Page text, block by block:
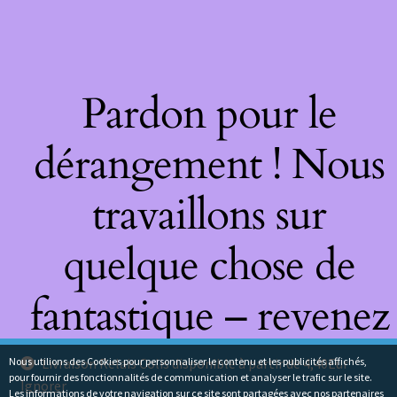
Livraison Relais Colis disponible à partir de 4,40Eur
Ignorer
Pardon pour le
dérangement ! Nous
travaillons sur
quelque chose de
fantastique – revenez
bientôt !
Nous utilions des Cookies pour personnaliser le contenu et les publicités affichés,
pour fournir des fonctionnalités de communication et analyser le trafic sur le site.
Les informations de votre navigation sur ce site sont partagées avec nos partenaires